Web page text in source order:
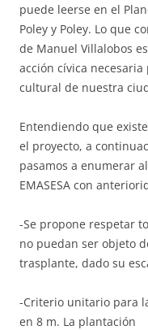
puede leerse en el
Poley y Poley. Lo que
de Manuel Villalobos
acción cívica
cultural de nuestra
Entendiendo que
el proyecto, a
pasamos a enumerar
EMASESA con
-Se propone respetar
no puedan ser objeto
trasplante, dado su
-Criterio unitario para
en 8 m. La plantación